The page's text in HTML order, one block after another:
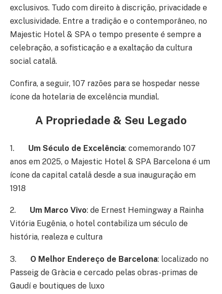
exclusivos. Tudo com direito à discrição, privacidade e
exclusividade. Entre a tradição e o contemporâneo, no
Majestic Hotel & SPA o tempo presente é sempre a
celebração, a sofisticação e a exaltação da cultura
social catalã.
Confira, a seguir, 107 razões para se hospedar nesse
ícone da hotelaria de excelência mundial.
A Propriedade & Seu Legado
1. Um Século de Excelência: comemorando 107
anos em 2025, o Majestic Hotel & SPA Barcelona é um
ícone da capital catalã desde a sua inauguração em
1918
2. Um Marco Vivo: de Ernest Hemingway a Rainha
Vitória Eugênia, o hotel contabiliza um século de
história, realeza e cultura
3. O Melhor Endereço de Barcelona: localizado no
Passeig de Gràcia e cercado pelas obras-primas de
Gaudí e boutiques de luxo